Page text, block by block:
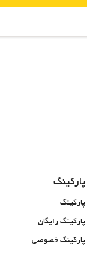
پارکینگ
پارکینگ
پارکینگ رایگان
پارکینگ خصوصی